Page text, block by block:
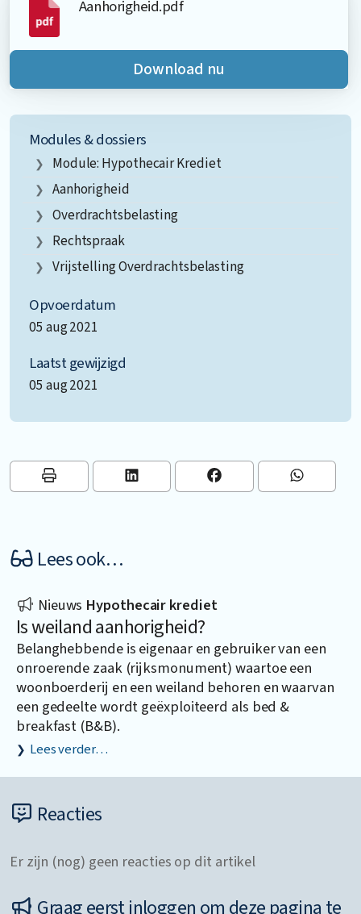
Aanhorigheid.pdf
Download nu
Modules & dossiers
Module: Hypothecair Krediet
Aanhorigheid
Overdrachtsbelasting
Rechtspraak
Vrijstelling Overdrachtsbelasting
Opvoerdatum
05 aug 2021
Laatst gewijzigd
05 aug 2021
Lees ook…
Nieuws Hypothecair krediet
Is weiland aanhorigheid?
Belanghebbende is eigenaar en gebruiker van een
onroerende zaak (rijksmonument) waartoe een
woonboerderij en een weiland behoren en waarvan
een gedeelte wordt geëxploiteerd als bed &
breakfast (B&B).
Lees verder…
Reacties
Er zijn (nog) geen reacties op dit artikel
Graag eerst inloggen om deze pagina te